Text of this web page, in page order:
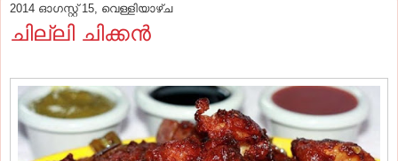
2014 ഓഗസ്റ്റ് 15, വെള്ളിയാഴ്‌ച
ചില്ലി ചിക്കൻ